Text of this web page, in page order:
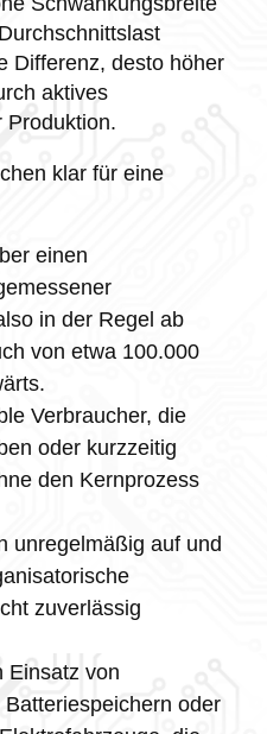
Differenz, desto höher
aktives
Produktion.
klar für eine
einen
in der Regel ab
von etwa 100.000
Verbraucher, die
oder kurzzeitig
den Kernprozess
unregelmäßig auf und
zuverlässig
Einsatz von
oder